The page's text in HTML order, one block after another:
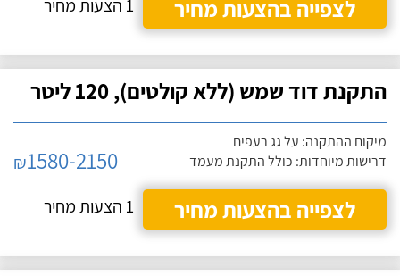
לצפייה בהצעות מחיר
1 הצעות מחיר
התקנת דוד שמש (ללא קולטים), 120 ליטר
מיקום ההתקנה: על גג רעפים
דרישות מיוחדות: כולל התקנת מעמד
₪1580-2150
לצפייה בהצעות מחיר
1 הצעות מחיר